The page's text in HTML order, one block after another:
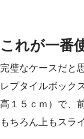
これが一番
完璧なケースだと
レプタイルボック
高１５ｃｍ）で、
もちろん上もスラ